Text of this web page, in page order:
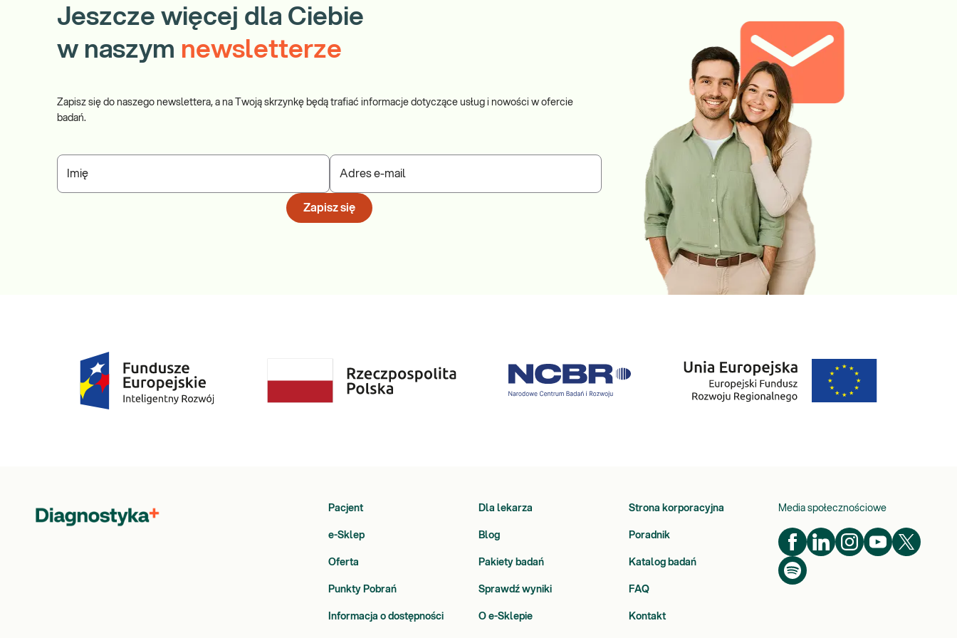
Jeszcze więcej dla Ciebie
w naszym newsletterze
Zapisz się do naszego newslettera, a na Twoją skrzynkę będą trafiać informacje dotyczące usług i nowości w ofercie
badań.
Imię Adres e-mail
Zapisz się
Pacjent Dla lekarza Strona korporacyjna
e-Sklep Blog Poradnik
Oferta Pakiety badań Katalog badań
Punkty Pobrań Sprawdź wyniki FAQ
Informacja o dostępności O e-Sklepie Kontakt
Media społecznościowe